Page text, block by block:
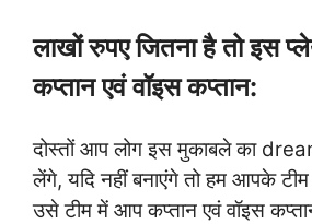
लाखों रुपए जितना है तो इस
कप्तान एवं वॉइस कप्तान:
दोस्तों आप लोग इस मुकाबले का
लेंगे, यदि नहीं बनाएंगे तो हम आपके
उसे टीम में आप कप्तान एवं वॉइस